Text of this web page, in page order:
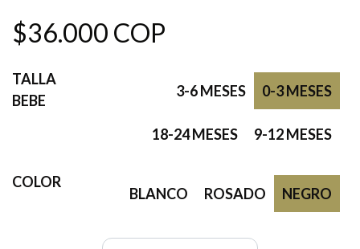
$36.000 COP
TALLA
BEBE
0-3 MESES
3-6 MESES
9-12 MESES
18-24 MESES
COLOR
NEGRO
ROSADO
BLANCO